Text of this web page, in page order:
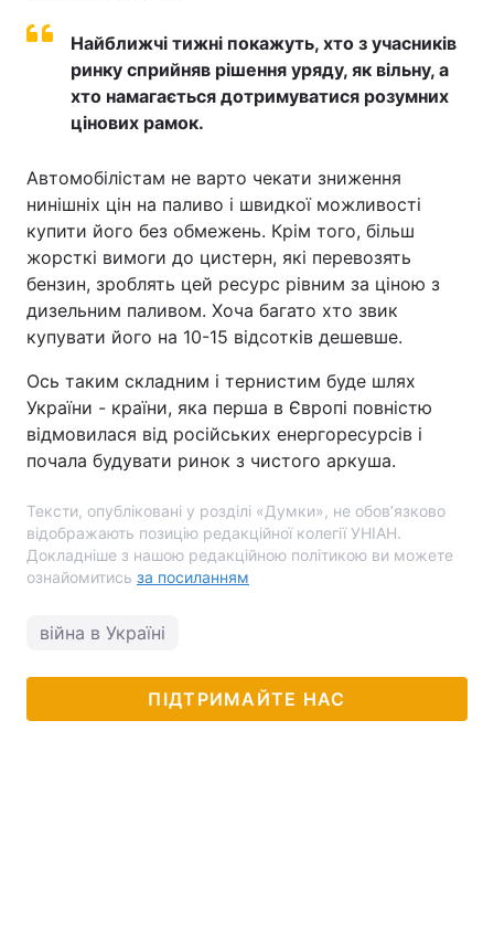
Найближчі тижні покажуть, хто з учасників
ринку сприйняв рішення уряду, як вільну, а
хто намагається дотримуватися розумних
цінових рамок.
Автомобілістам не варто чекати зниження
нинішніх цін на паливо і швидкої можливості
купити його без обмежень. Крім того, більш
жорсткі вимоги до цистерн, які перевозять
бензин, зроблять цей ресурс рівним за ціною з
дизельним паливом. Хоча багато хто звик
купувати його на 10-15 відсотків дешевше.
Ось таким складним і тернистим буде шлях
України - країни, яка перша в Європі повністю
відмовилася від російських енергоресурсів і
почала будувати ринок з чистого аркуша.
Тексти, опубліковані у розділі «Думки», не обов’язково
відображають позицію редакційної колегії УНІАН.
Докладніше з нашою редакційною політикою ви можете
ознайомитись за посиланням
війна в Україні
ПІДТРИМАЙТЕ НАС